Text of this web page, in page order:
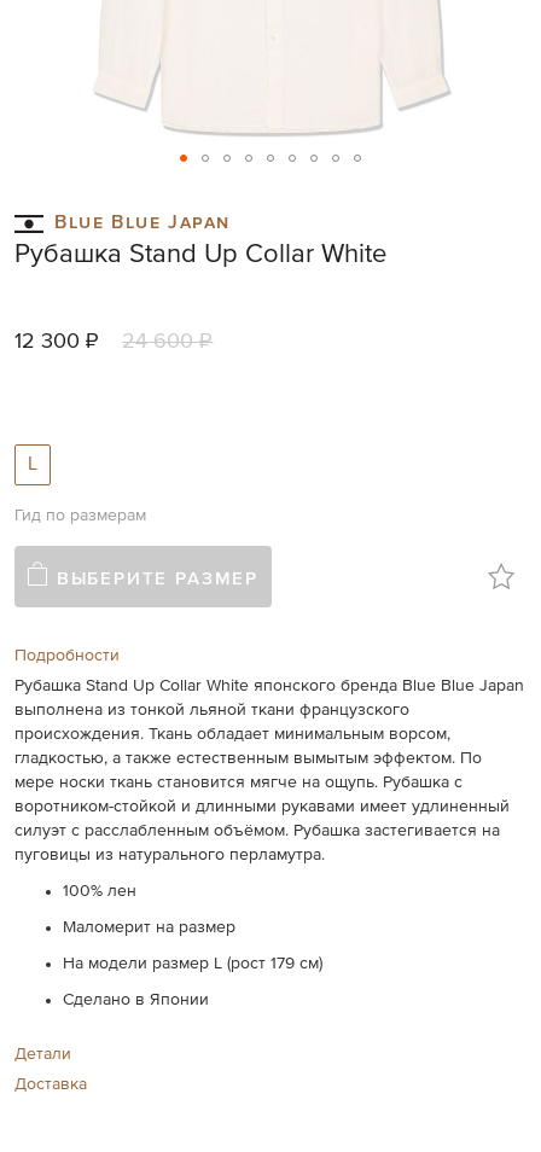
to
the
beginning
images
Blue Blue Japan
Рубашка Stand Up Collar White
12 300 ₽ 24 600 ₽
L
Гид по размерам
ВЫБЕРИТЕ РАЗМЕР
Подробности
Рубашка Stand Up Collar White японского бренда Blue Blue Japan
выполнена из тонкой льяной ткани французского
происхождения. Ткань обладает минимальным ворсом,
гладкостью, а также естественным вымытым эффектом. По
мере носки ткань становится мягче на ощупь. Рубашка с
воротником-стойкой и длинными рукавами имеет удлиненный
силуэт с расслабленным объёмом. Рубашка застегивается на
пуговицы из натурального перламутра.
100% лен
Маломерит на размер
На модели размер L (рост 179 см)
Сделано в Японии
Детали
Доставка